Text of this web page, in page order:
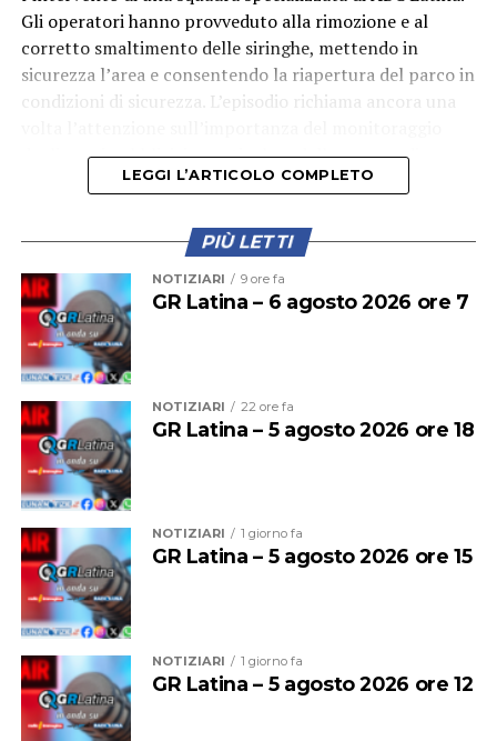
Gli operatori hanno provveduto alla rimozione e al
corretto smaltimento delle siringhe, mettendo in
sicurezza l’area e consentendo la riapertura del parco in
condizioni di sicurezza. L’episodio richiama ancora una
degli spazi pubblici, in particolare delle aree verdi
frequentate quotidianamente da famiglie e bambini.
LEGGI L’ARTICOLO COMPLETO
PIÙ LETTI
NOTIZIARI 9 ore fa
GR Latina – 6 agosto 2026 ore 7
NOTIZIARI 22 ore fa
GR Latina – 5 agosto 2026 ore 18
NOTIZIARI 1 giorno fa
GR Latina – 5 agosto 2026 ore 15
NOTIZIARI 1 giorno fa
GR Latina – 5 agosto 2026 ore 12